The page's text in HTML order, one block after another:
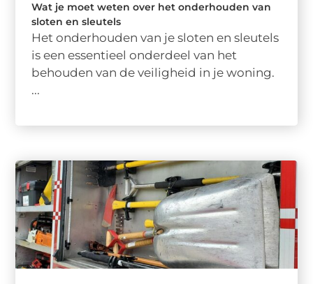
Wat je moet weten over het onderhouden van
sloten en sleutels
Het onderhouden van je sloten en sleutels
is een essentieel onderdeel van het
behouden van de veiligheid in je woning.
...